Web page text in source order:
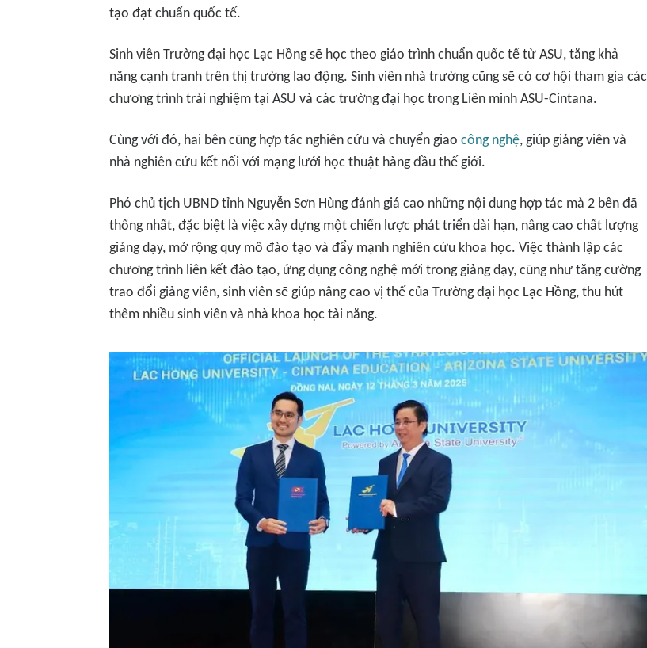
tạo đạt chuẩn quốc tế.
Sinh viên Trường đại học Lạc Hồng sẽ học theo giáo trình chuẩn quốc tế từ ASU, tăng khả
năng cạnh tranh trên thị trường lao động. Sinh viên nhà trường cũng sẽ có cơ hội tham gia các
chương trình trải nghiệm tại ASU và các trường đại học trong Liên minh ASU-Cintana.
Cùng với đó, hai bên cũng hợp tác nghiên cứu và chuyển giao công nghệ, giúp giảng viên và
nhà nghiên cứu kết nối với mạng lưới học thuật hàng đầu thế giới.
Phó chủ tịch UBND tỉnh Nguyễn Sơn Hùng đánh giá cao những nội dung hợp tác mà 2 bên đã
thống nhất, đặc biệt là việc xây dựng một chiến lược phát triển dài hạn, nâng cao chất lượng
giảng dạy, mở rộng quy mô đào tạo và đẩy mạnh nghiên cứu khoa học. Việc thành lập các
chương trình liên kết đào tạo, ứng dụng công nghệ mới trong giảng dạy, cũng như tăng cường
trao đổi giảng viên, sinh viên sẽ giúp nâng cao vị thế của Trường đại học Lạc Hồng, thu hút
thêm nhiều sinh viên và nhà khoa học tài năng.